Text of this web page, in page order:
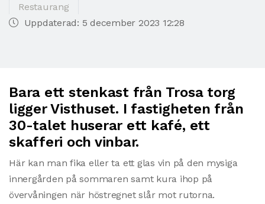
Restaurang
Uppdaterad: 5 december 2023 12:28
Bara ett stenkast från Trosa torg
ligger Visthuset. I fastigheten från
30-talet huserar ett kafé, ett
skafferi och vinbar.
Här kan man fika eller ta ett glas vin på den mysiga
innergården på sommaren samt kura ihop på
övervåningen när höstregnet slår mot rutorna.